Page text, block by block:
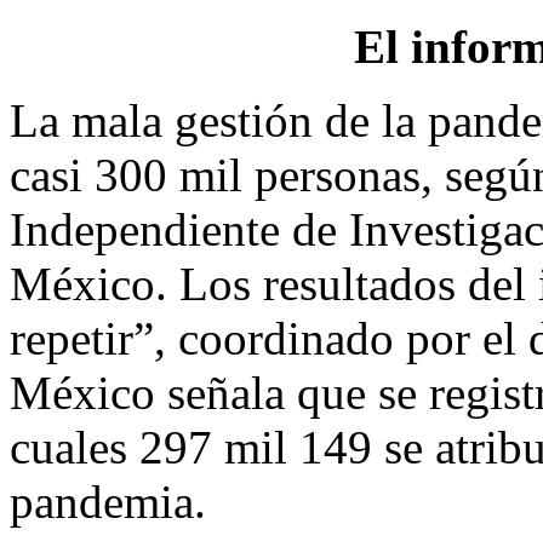
El
La mala gestión de la
casi 300 mil personas,
Independiente de
México. Los resultados
repetir”, coordinado por el
México señala que se
cuales 297 mil 149 se
pandemia.